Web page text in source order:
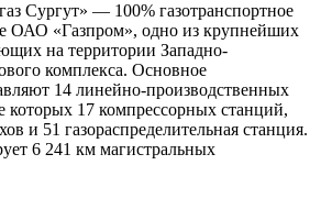
Сургут» — 100% газотранспортное
ОАО «Газпром», одно из крупнейших
на территории Западно-
комплекса. Основное
14 линейно-производственных
которых 17 компрессорных станций,
и 51 газораспределительная станция.
6 241 км магистральных